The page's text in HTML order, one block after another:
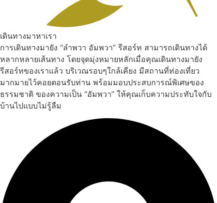
เดินทางมาหาเรา
การเดินทางมายัง “ลำพวา อัมพวา” รีสอร์ท สามารถเดินทางได้
หลากหลายเส้นทาง โดยจุดมุ่งหมายหลักเมื่อคุณเดินทางมายัง
รีสอร์ทของเราแล้ว บริเวณรอบๆใกล้เคียง มีสถานที่ท่องเที่ยว
มากมายไว้คอยตอนรับท่าน พร้อมมอบประสบการณ์พิเศษของ
ธรรมชาติ ของความเป็น “อัมพวา” ให้คุณเก็บความประทับใจกับ
บ้านไปแบบไม่รู้ลืม